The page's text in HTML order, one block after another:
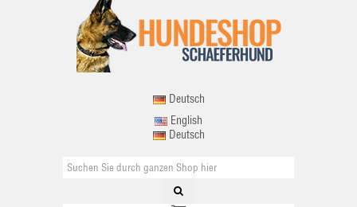
Deutsch
English
Deutsch